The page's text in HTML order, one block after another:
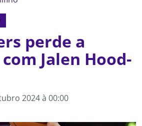
perde a
Jalen Hood-
2024 à 00:00